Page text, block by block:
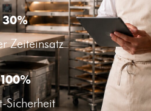
30%
Zeiteinsatz
100%
Sicherheit